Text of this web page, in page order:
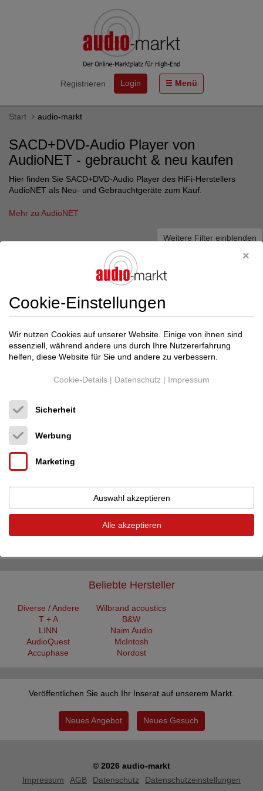
Registrieren Login Menü
Start audio-markt
SACD+DVD-Audio Player von
AudioNET - gebraucht & neu kaufen
Hier finden Sie SACD+DVD-Audio Player des HiFi-Herstellers
AudioNET als Neu- und Gebrauchtgeräte zum Kauf.
Mehr zu AudioNET
Weitere Filter einblenden
Sortieren nach:
AudioNET
Upgrade
SACD+DVD-Audio Player
Deutschland (45481)
02.08.2026, 06:10
High End CD/SACD-Player von Audionet mit BDE-k2-Modifikation!
Beliebte Hersteller
Diverse / Andere
Wilbrand acoustics
T + A
B&W
LINN
Naim Audio
AudioQuest
McIntosh
Accuphase
Nordost
Veröffentlichen Sie auch Ihr Inserat auf unserem Markt.
Neues Angebot Neues Gesuch
© 2026 audio-markt
Impressum
AGB Datenschutz Datenschutzeinstellungen
Cookie-Einstellungen
Wir nutzen Cookies auf unserer Website. Einige von ihnen sind
essenziell, während andere uns durch Ihre Nutzererfahrung
helfen, diese Website für Sie und andere zu verbessern.
Cookie-Details | Datenschutz | Impressum
Sicherheit
Werbung
Marketing
Auswahl akzeptieren
Alle akzeptieren